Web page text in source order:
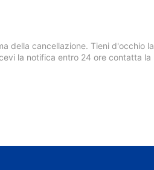
della cancellazione. Tieni d'occhio la
la notifica entro 24 ore contatta la